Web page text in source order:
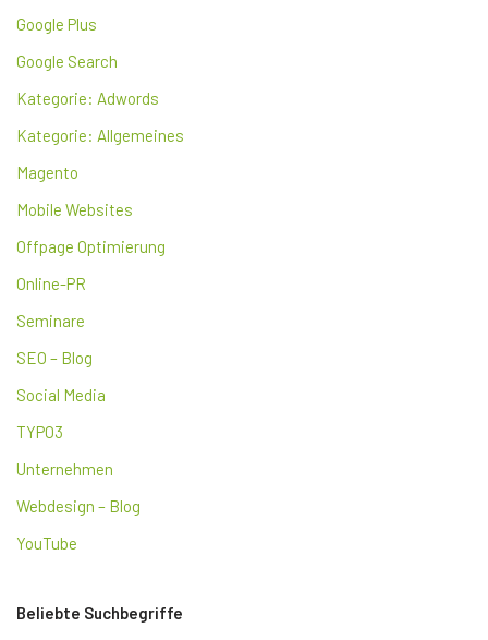
Google Plus
Google Search
Kategorie: Adwords
Kategorie: Allgemeines
Magento
Mobile Websites
Offpage Optimierung
Online-PR
Seminare
SEO – Blog
Social Media
TYPO3
Unternehmen
Webdesign – Blog
YouTube
Beliebte Suchbegriffe